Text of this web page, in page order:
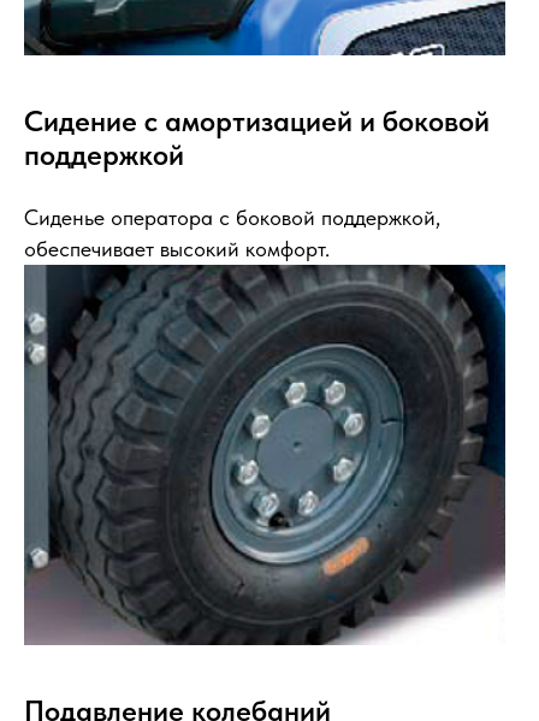
Сидение с амортизацией и боковой
поддержкой
Сиденье оператора с боковой поддержкой,
обеспечивает высокий комфорт.
Подавление колебаний